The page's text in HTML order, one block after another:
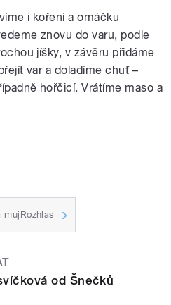
i koření a omáčku
znovu do varu, podle
jíšky, v závěru přidáme
var a doladíme chuť –
hořčicí. Vrátíme maso a
od Šnečků